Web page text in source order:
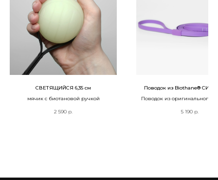
СВЕТЯЩИЙСЯ 6,35 см
мячик с биотановой ручкой
2 590 р.
Поводок из Biothane®
Поводок из оригинального
5 190 р.